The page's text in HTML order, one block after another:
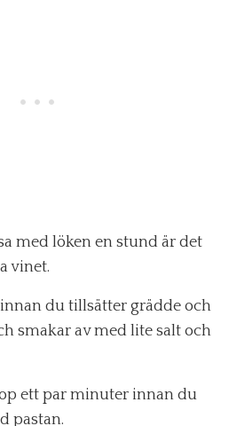
med löken en stund är det
vinet.
du tillsätter grädde och
smakar av med lite salt och
ett par minuter innan du
pastan.